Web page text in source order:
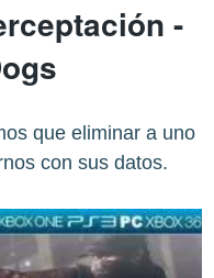
-
que eliminar a uno
con sus datos.